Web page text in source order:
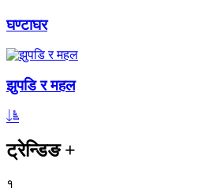
घण्टाघर
झुपडि र महल
ट्रेन्डिङ+
१